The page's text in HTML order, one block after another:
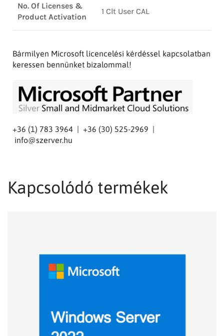
No. Of Licenses &
Product Activation
1 Clt User CAL
Bármilyen Microsoft licencelési kérdéssel kapcsolatban
keressen bennünket bizalommal!
+36 (1) 783 3964 | +36 (30) 525-2969 |
info@szerver.hu
Kapcsolódó termékek